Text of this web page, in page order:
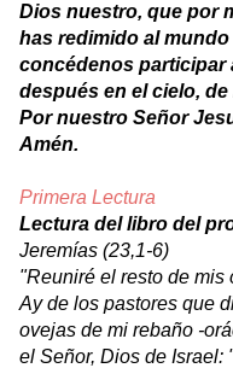
Dios nuestro, que por
has redimido al
concédenos participar
después en el cielo,
Por nuestro Señor
Amén.
Primera Lectura
Lectura del libro del
Jeremías (23,1-6)
"Reuniré el resto de mis
Ay de los pastores que
ovejas de mi rebaño -
el Señor, Dios de Israel: